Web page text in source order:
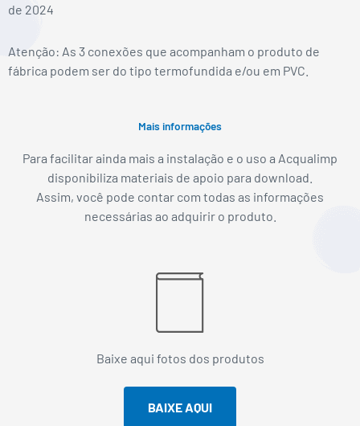
de 2024
Atenção: As 3 conexões que acompanham o produto de
fábrica podem ser do tipo termofundida e/ou em PVC.
Mais informações
Para facilitar ainda mais a instalação e o uso a Acqualimp
disponibiliza materiais de apoio para download.
Assim, você pode contar com todas as informações
necessárias ao adquirir o produto.
Baixe aqui fotos dos produtos
BAIXE AQUI